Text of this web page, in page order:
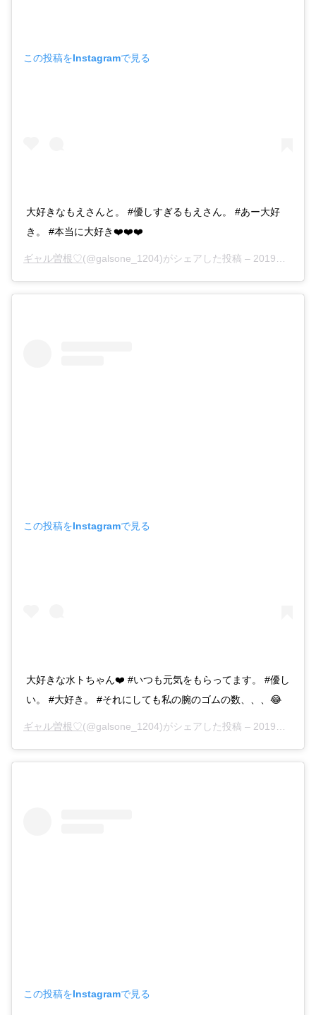
この投稿をInstagramで見る
大好きなもえさんと。 #優しすぎるもえさん。 #あー大好
き。 #本当に大好き❤️❤️❤️
ギャル曽根♡(@galsone_1204)がシェアした投稿 – 2019年 6月月7日午前10時24分PDT
この投稿をInstagramで見る
大好きな水トちゃん❤️ #いつも元気をもらってます。 #優し
い。 #大好き。 #それにしても私の腕のゴムの数、、、😂
ギャル曽根♡(@galsone_1204)がシェアした投稿 – 2019年 6月月16日午前1時00分PDT
この投稿をInstagramで見る